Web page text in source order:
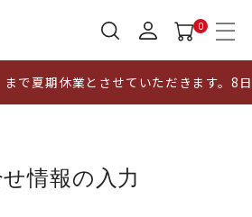
0
夏期休業とさせていただきます。8
せ情報の入力